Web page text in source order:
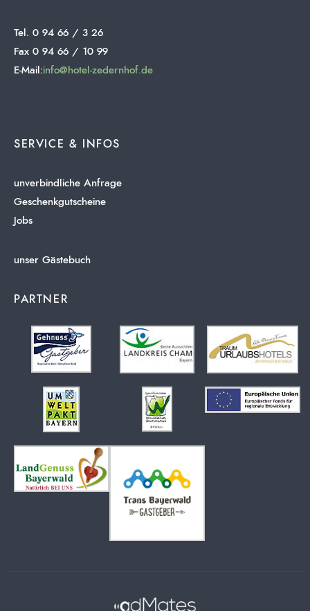
Tel. 0 94 66 / 3 26
Fax 0 94 66 / 10 99
E-Mail:info@hotel-zedernhof.de
SERVICE & INFOS
unverbindliche Anfrage
Geschenkgutscheine
Jobs
unser Gästebuch
PARTNER